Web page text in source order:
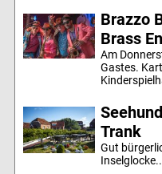
Brazzo
Brass
Am
Gastes.
Trank
Gut